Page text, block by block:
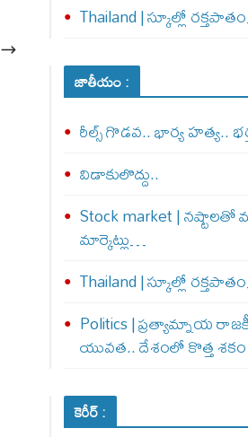
Thailand | స్కూల్లో
జాతీయం :
రీల్స్ గొడవ.. భార్య హత్య..
విడాకులొద్దు..
Stock market |
మార్కెట్లు…
Thailand | స్కూల్లో
Politics | ప్రత్యామ్నాయ
యువత.. దేశంలో కొత్త
కెరీర్ :